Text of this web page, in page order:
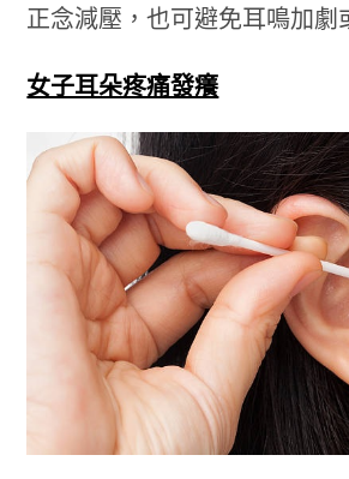
正念減壓，也可避免耳鳴加劇
女子耳朵疼痛發癢